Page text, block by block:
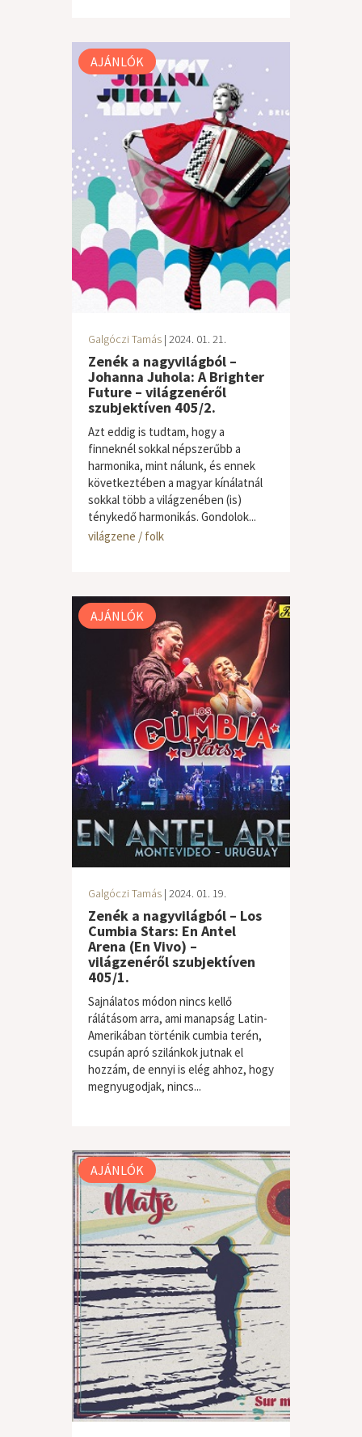
AJÁNLÓK
Galgóczi Tamás | 2024. 01. 21.
Zenék a nagyvilágból –
Johanna Juhola: A Brighter
Future – világzenéről
szubjektíven 405/2.
Azt eddig is tudtam, hogy a
finneknél sokkal népszerűbb a
harmonika, mint nálunk, és ennek
következtében a magyar kínálatnál
sokkal több a világzenében (is)
ténykedő harmonikás. Gondolok...
világzene / folk
AJÁNLÓK
Galgóczi Tamás | 2024. 01. 19.
Zenék a nagyvilágból – Los
Cumbia Stars: En Antel
Arena (En Vivo) –
világzenéről szubjektíven
405/1.
Sajnálatos módon nincs kellő
rálátásom arra, ami manapság Latin-
Amerikában történik cumbia terén,
csupán apró szilánkok jutnak el
hozzám, de ennyi is elég ahhoz, hogy
megnyugodjak, nincs...
világzene / folk
AJÁNLÓK